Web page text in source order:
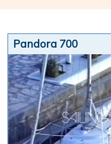
Pandora 700